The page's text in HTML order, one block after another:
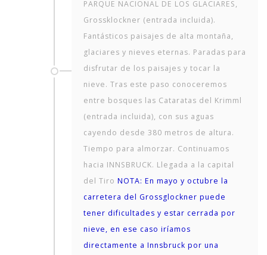
PARQUE NACIONAL DE LOS GLACIARES,
Grossklockner (entrada incluida).
Fantásticos paisajes de alta montaña,
glaciares y nieves eternas. Paradas para
disfrutar de los paisajes y tocar la
nieve. Tras este paso conoceremos
entre bosques las Cataratas del Krimml
(entrada incluida), con sus aguas
cayendo desde 380 metros de altura.
Tiempo para almorzar. Continuamos
hacia INNSBRUCK. Llegada a la capital
del Tiro NOTA: En mayo y octubre la
carretera del Grossglockner puede
tener dificultades y estar cerrada por
nieve, en ese caso iríamos
directamente a Innsbruck por una